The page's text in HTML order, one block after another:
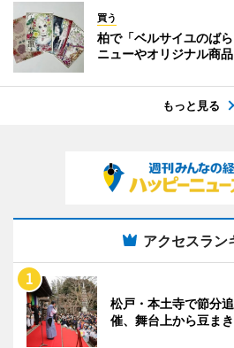
買う
柏で「ベルサイユのば
ニューやオリジナル商品
もっと見る
アクセスラン
松戸・本土寺で節分
催、舞台上から豆ま